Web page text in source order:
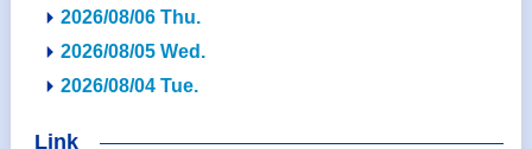
2026/08/06 Thu.
2026/08/05 Wed.
2026/08/04 Tue.
Link